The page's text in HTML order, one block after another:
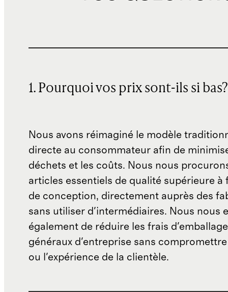
1. Pourquoi vos prix sont-ils si bas?
Nous avons réimaginé le modèle
directe au consommateur afin de
déchets et les coûts. Nous nous
articles essentiels de qualité supérieure à
de conception, directement auprès des
sans utiliser d'intermédiaires. Nous nous
également de réduire les frais
généraux d'entreprise sans
ou l'expérience de la clientèle.